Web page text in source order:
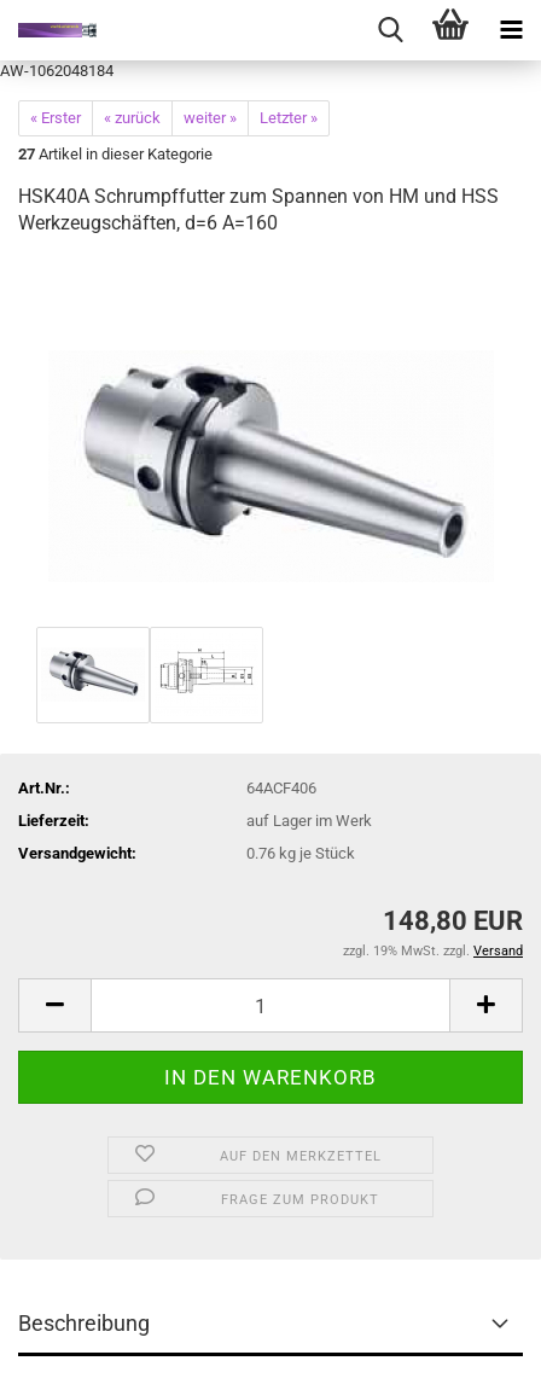
AW-1062048184
« Erster « zurück weiter »
Letzter »
27 Artikel in dieser Kategorie
HSK40A Schrumpffutter zum Spannen von HM und HSS
Werkzeugschäften, d=6 A=160
Art.Nr.:
64ACF406
Lieferzeit:
auf Lager im Werk
Versandgewicht:
0.76 kg je Stück
148,80 EUR
zzgl. 19% MwSt. zzgl. Versand
AUF DEN MERKZETTEL
FRAGE ZUM PRODUKT
Beschreibung